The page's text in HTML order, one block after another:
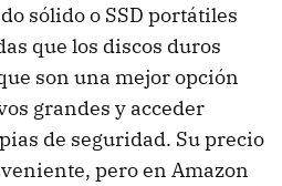
sólido o SSD portátiles
que los discos duros
son una mejor opción
grandes y acceder
de seguridad. Su precio
pero en Amazon